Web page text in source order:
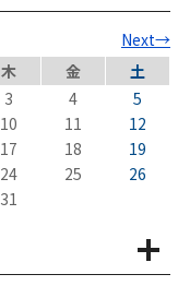
Next→
木 金
土
3 4
5
10 11
12
17 18
19
24 25
26
31